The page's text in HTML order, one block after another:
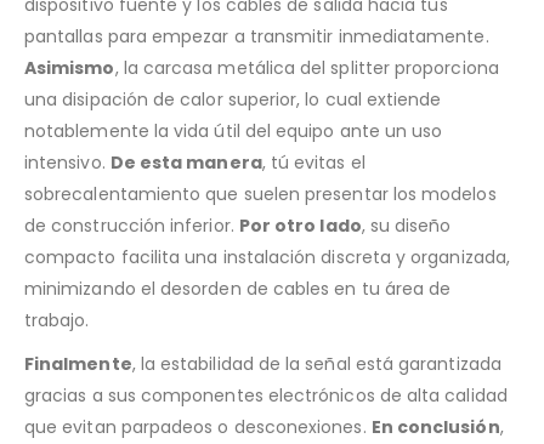
pantallas para empezar a transmitir inmediatamente.
Asimismo, la carcasa metálica del splitter proporciona
una disipación de calor superior, lo cual extiende
notablemente la vida útil del equipo ante un uso
intensivo. De esta manera, tú evitas el
sobrecalentamiento que suelen presentar los modelos
de construcción inferior. Por otro lado, su diseño
compacto facilita una instalación discreta y organizada,
minimizando el desorden de cables en tu área de
trabajo.
Finalmente, la estabilidad de la señal está garantizada
gracias a sus componentes electrónicos de alta calidad
que evitan parpadeos o desconexiones. En conclusión,